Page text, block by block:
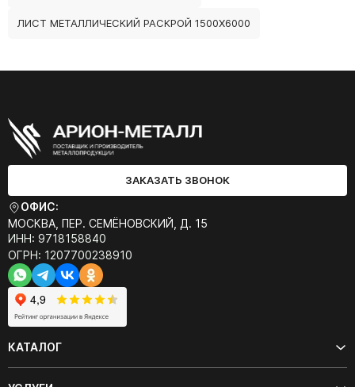
ЛИСТ МЕТАЛЛИЧЕСКИЙ РАСКРОЙ 1500Х6000
ЗАКАЗАТЬ ЗВОНОК
ОФИС:
МОСКВА, ПЕР. СЕМЁНОВСКИЙ, Д. 15
ИНН: 9718158840
ОГРН: 1207700238910
КАТАЛОГ